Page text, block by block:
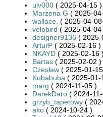
ulv000 ( 2025-04-15 )
Marzena G ( 2025-
wallace. ( 2025-04-08
velobird ( 2025-04-04
designer9136 ( 2025-
ArturP ( 2025-02-16 )
NKAYD ( 2025-02-16 )
Bartas ( 2025-02-02 )
Czesław ( 2025-01-
Kubabuba ( 2025-01-
marg ( 2024-11-05 )
DarekDaro ( 2024-
grzyb_tapetowy (
ako ( 2024-10-24 )